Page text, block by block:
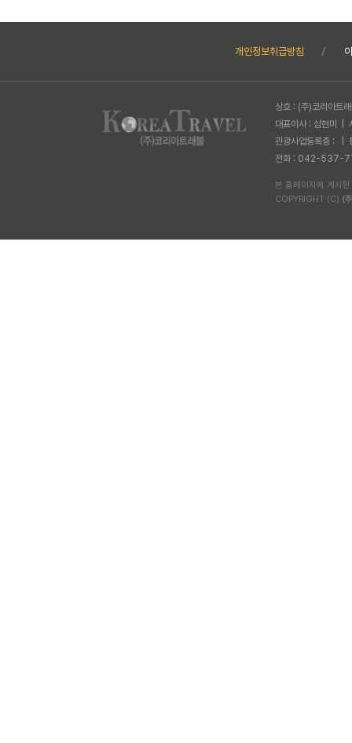
개인정보취급방침
상호 : (주)코리아트
대표이사 : 심현미
관광사업등록증 : |
전화 : 042-537-
본 홈페이지에 게시
COPYRIGHT (C) (